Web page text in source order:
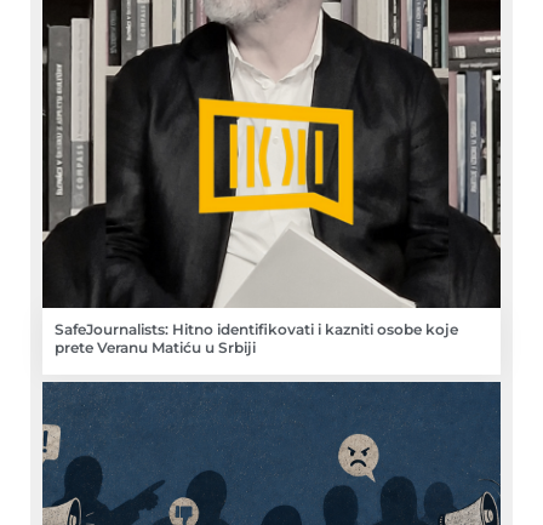
SafeJournalists: Hitno identifikovati i kazniti osobe koje
prete Veranu Matiću u Srbiji